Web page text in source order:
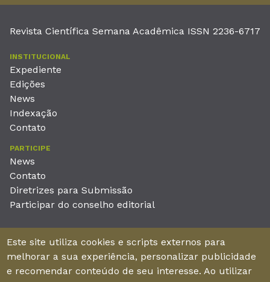
Revista Científica Semana Acadêmica ISSN 2236-6717
INSTITUCIONAL
Expediente
Edições
News
Indexação
Contato
PARTICIPE
News
Contato
Diretrizes para Submissão
Participar do conselho editorial
Unieducar Inteligência Educacional Ltda
CNPJ: 05.569.970/0001-26
Av. Desembargador Moreira, No. 2001 – 11º andar - Bairro
Este site utiliza cookies e scripts externos para
melhorar a sua experiência, personalizar publicidade
e recomendar conteúdo de seu interesse. Ao utilizar